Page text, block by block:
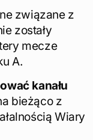
związane z
zostały
mecze
A.
kanału
bieżąco z
Wiary